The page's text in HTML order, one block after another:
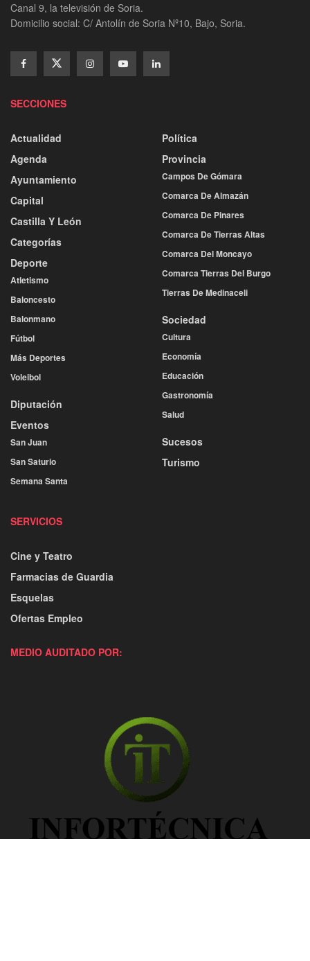
Canal 9, la televisión de Soria.
Domicilio social: C/ Antolín de Soria Nº10, Bajo, Soria.
SECCIONES
Actualidad
Agenda
Ayuntamiento
Capital
Castilla Y León
Categorías
Deporte
Atletismo
Baloncesto
Balonmano
Fútbol
Más Deportes
Voleibol
Diputación
Eventos
San Juan
San Saturio
Semana Santa
Política
Provincia
Campos De Gómara
Comarca De Almazán
Comarca De Pinares
Comarca De Tierras Altas
Comarca Del Moncayo
Comarca Tierras Del Burgo
Tierras De Medinaceli
Sociedad
Cultura
Economía
Educación
Gastronomía
Salud
Sucesos
Turismo
SERVICIOS
Cine y Teatro
Farmacias de Guardia
Esquelas
Ofertas Empleo
MEDIO AUDITADO POR: